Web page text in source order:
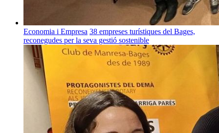
Economia i Empresa 38 empreses turístiques del Bages,
reconegudes per la seva gestió sostenible